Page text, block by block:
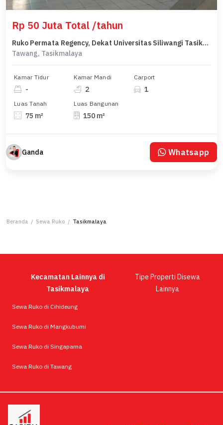
Rp 50 Juta Total /tahun
Ruko Permata Regency, Dekat Universitas Siliwangi Tasikmalaya
Tawang, Tasikmalaya
Kamar Tidur
-
Kamar Mandi
2
Carport
1
Luas Tanah
75 m²
Luas Bangunan
150 m²
Ganda Whatsapp
Beranda / Sewa Ruko / Tasikmalaya
Kecamatan Lainnya di
Tasikmalaya
Tipe Properti Disewa
Lainnya
Sewa Ruko di Cihideung
Sewa Ruko di Mangkubumi
Sewa Ruko di Singaparna
Sewa Ruko di Tawang